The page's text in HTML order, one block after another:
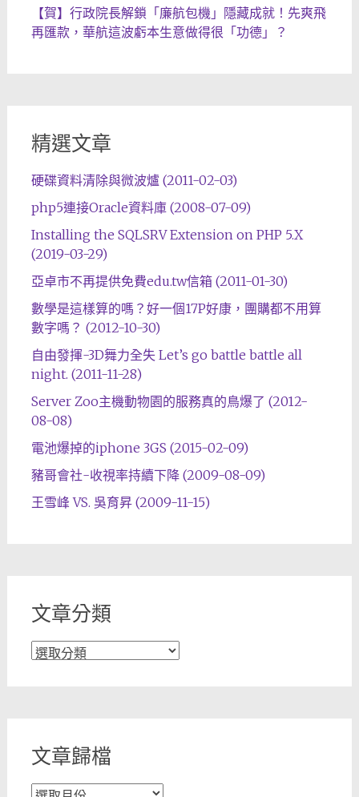
【賀】行政院長解鎖「廉航包機」隱藏成就！先爽飛
再匯款，華航這波虧本生意做得很「功德」？
精選文章
硬碟資料清除與微波爐 (2011-02-03)
php5連接Oracle資料庫 (2008-07-09)
Installing the SQLSRV Extension on PHP 5.X
(2019-03-29)
亞卓市不再提供免費edu.tw信箱 (2011-01-30)
數學是這樣算的嗎？好一個17P好康，團購都不用算
數字嗎？ (2012-10-30)
自由發揮-3D舞力全失 Let’s go battle battle all
night. (2011-11-28)
Server Zoo主機動物園的服務真的鳥爆了 (2012-
08-08)
電池爆掉的iphone 3GS (2015-02-09)
豬哥會社-收視率持續下降 (2009-08-09)
王雪峰 VS. 吳育昇 (2009-11-15)
文章分類
文
文章歸檔
文